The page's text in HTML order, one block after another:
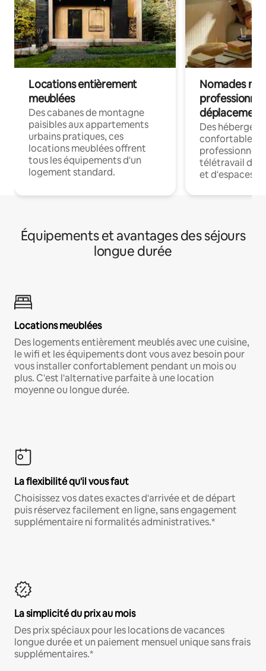
Locations entièrement
meublées
Des cabanes de montagne
paisibles aux appartements
urbains pratiques, ces
locations meublées offrent
tous les équipements d'un
logement standard.
Nomades
déplacement
Des
confortables
professionnels
télétravail
et d'espaces
Équipements et avantages des séjours
longue durée
Locations meublées
Des logements entièrement meublés avec une cuisine,
le wifi et les équipements dont vous avez besoin pour
vous installer confortablement pendant un mois ou
plus. C'est l'alternative parfaite à une location
moyenne ou longue durée.
La flexibilité qu'il vous faut
Choisissez vos dates exactes d'arrivée et de départ
puis réservez facilement en ligne, sans engagement
supplémentaire ni formalités administratives.*
La simplicité du prix au mois
Des prix spéciaux pour les locations de vacances
longue durée et un paiement mensuel unique sans frais
supplémentaires.*